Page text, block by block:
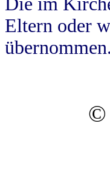
Eltern oder
übernommen.
©